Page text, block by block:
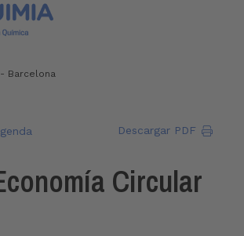
- Barcelona
Descargar PDF
Circular